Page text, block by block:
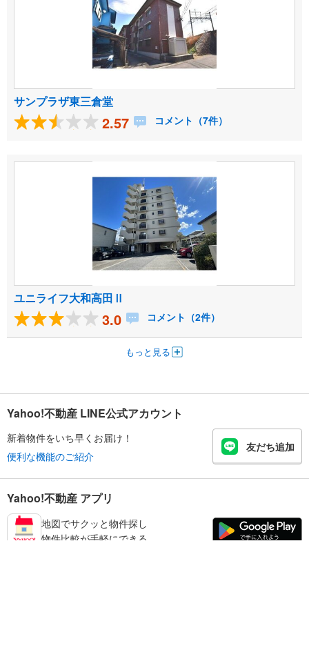
サンプラザ東三倉堂
2.57 コメント（7件）
ユニライフ大和高田Ⅱ
3.0 コメント（2件）
もっと見る
Yahoo!不動産 LINE公式アカウント
新着物件をいち早くお届け！
便利な機能のご紹介
友だち追加
Yahoo!不動産 アプリ
地図でサクッと物件探し
物件比較が手軽にできる